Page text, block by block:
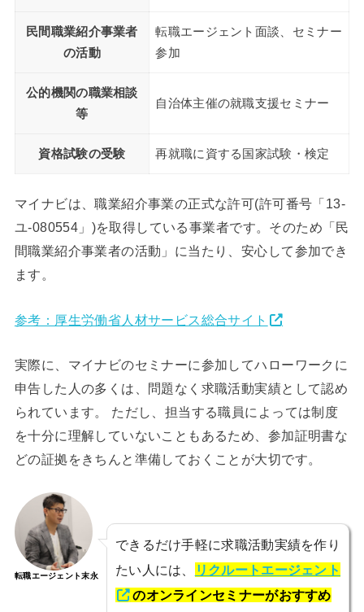
民間職業紹介事業者
の活動
転職エージェント面談、セミナー
参加
公的機関の職業相談
等
自治体主催の就職支援セミナー
資格試験の受験 再就職に資する国家試験・検定
マイナビは、職業紹介事業の正式な許可(許可番号「13-
ユ-080554」)を取得している事業者です。そのため「民
間職業紹介事業者の活動」に当たり、安心して参加でき
ます。
参考：厚生労働省人材サービス総合サイト
実際に、マイナビのセミナーに参加してハローワークに
申告した人の多くは、問題なく求職活動実績として認め
られています。 ただし、担当する職員によっては制度
を十分に理解していないこともあるため、参加証明書な
どの証拠をきちんと準備しておくことが大切です。
転職エージェント末永
できるだけ手軽に求職活動実績を作り
たい人には、
リクルートエージェント
のオンラインセミナーがおすすめ